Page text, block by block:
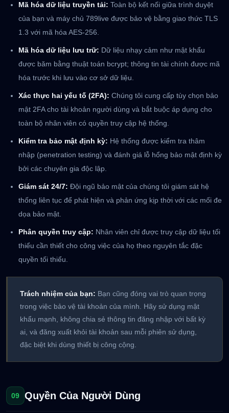
Mã hóa dữ liệu truyền tải: Toàn bộ kết nối giữa trình duyệt
của bạn và máy chủ 789live được bảo vệ bằng giao thức TLS
1.3 với mã hóa AES-256.
Mã hóa dữ liệu lưu trữ: Dữ liệu nhạy cảm như mật khẩu
được băm bằng thuật toán bcrypt; thông tin tài chính được mã
hóa trước khi lưu vào cơ sở dữ liệu.
Xác thực hai yếu tố (2FA): Chúng tôi cung cấp tùy chọn bảo
mật 2FA cho tài khoản người dùng và bắt buộc áp dụng cho
toàn bộ nhân viên có quyền truy cập hệ thống.
Kiểm tra bảo mật định kỳ: Hệ thống được kiểm tra thâm
nhập (penetration testing) và đánh giá lỗ hổng bảo mật định kỳ
bởi các chuyên gia độc lập.
Giám sát 24/7: Đội ngũ bảo mật của chúng tôi giám sát hệ
thống liên tục để phát hiện và phản ứng kịp thời với các mối đe
dọa bảo mật.
Phân quyền truy cập: Nhân viên chỉ được truy cập dữ liệu tối
thiểu cần thiết cho công việc của họ theo nguyên tắc đặc
quyền tối thiểu.
Trách nhiệm của bạn: Bạn cũng đóng vai trò quan trọng
trong việc bảo vệ tài khoản của mình. Hãy sử dụng mật
khẩu mạnh, không chia sẻ thông tin đăng nhập với bất kỳ
ai, và đăng xuất khỏi tài khoản sau mỗi phiên sử dụng,
đặc biệt khi dùng thiết bị công cộng.
09 Quyền Của Người Dùng